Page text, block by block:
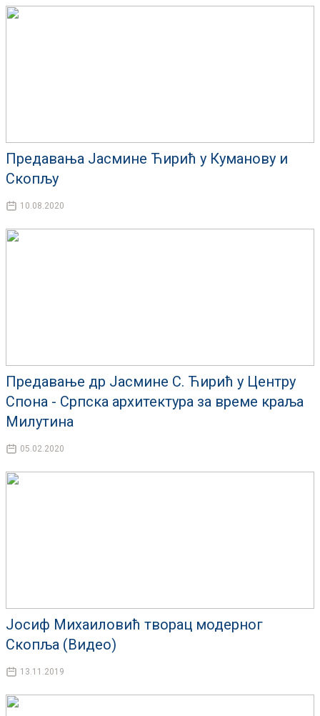
Предавања Јасмине Ћирић у Куманову и
Скопљу
10.08.2020
Предавање др Јасмине С. Ћирић у Центру
Спона - Српска архитектура за време краља
Милутина
05.02.2020
Јосиф Михаиловић творац модерног
Скопља (Видео)
13.11.2019